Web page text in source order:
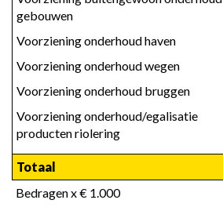
gebouwen
Voorziening onderhoud haven
Voorziening onderhoud wegen
Voorziening onderhoud bruggen
Voorziening onderhoud/egalisatie
producten riolering
Totaal
Bedragen x € 1.000